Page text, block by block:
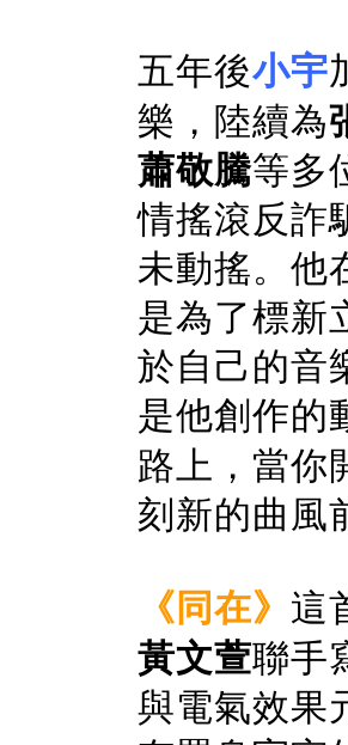
五年後小宇
樂，陸續為
蕭敬騰等多
情搖滾反詐
未動搖。他
是為了標新
於自己的音
是他創作的
路上，當你
刻新的曲風
《同在》 這
黃文萱聯手
與電氣效果